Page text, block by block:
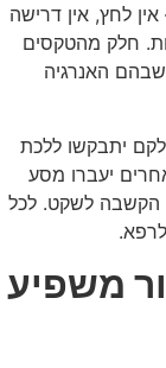
לחץ, אין דרישה
חלק מהטקסים
האנרגיה
יתבקשו ללכת
יעברו מסע
הקשבה לשקט. לכל
משפיע